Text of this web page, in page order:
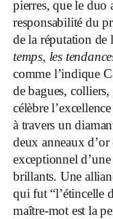
pierres, que le duo
responsabilité du
de la réputation de
temps, les
comme l’indique
de bagues,
célèbre
à travers un
deux anneaux d’or
exceptionnel
brillants. Une
qui fut “l’étincelle
maître-mot est la